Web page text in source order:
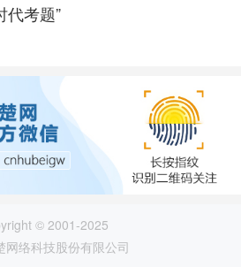
代考题”
© 2001-2025
网络科技股份有限公司